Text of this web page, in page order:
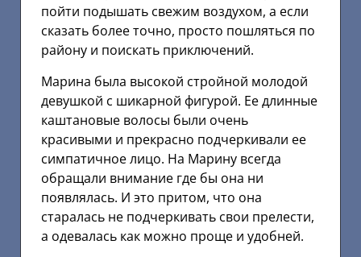
пойти подышать свежим воздухом, а если
сказать более точно, просто пошляться по
району и поискать приключений.
Марина была высокой стройной молодой
девушкой с шикарной фигурой. Ее длинные
каштановые волосы были очень
красивыми и прекрасно подчеркивали ее
симпатичное лицо. На Марину всегда
обращали внимание где бы она ни
появлялась. И это притом, что она
старалась не подчеркивать свои прелести,
а одевалась как можно проще и удобней.